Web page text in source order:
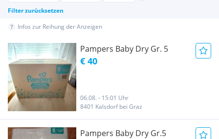
Filter zurücksetzen
Infos zur Reihung der Anzeigen
Pampers Baby Dry Gr. 5
€ 40
06.08. - 15:01 Uhr
8401 Kalsdorf bei Graz
Pampers Baby Dry Gr.5